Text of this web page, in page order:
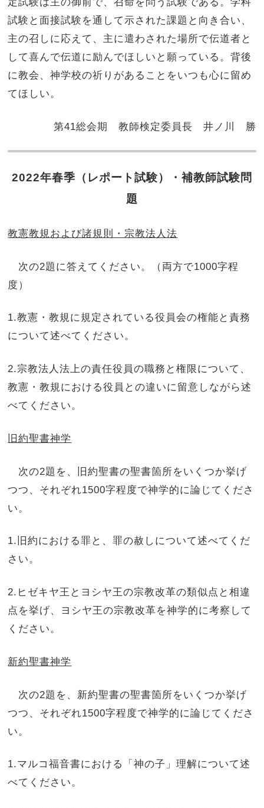
試験と面接試験を通して示された課題と向き合い、
主の召しに応えて、主に遣わされた場所で伝道者と
して喜んで伝道に励んでほしいと願っている。背後
に教会、神学校の祈りがあることをいつも心に留め
てほしい。
第41総会期 教師検定委員長 井ノ川 勝
2022年春季 （レポート試験）
・補教師試験問
題
教憲教規および諸規則・宗教法人法
次の2題に答えてください。（両方で1000字程
度）
1.教憲・教規に規定されている役員会の権能と責務
について述べてください。
2.宗教法人法上の責任役員の職務と権限について、
教憲・教規における役員との違いに留意しながら述
べてください。
旧約聖書神学
次の2題を、旧約聖書の聖書箇所をいくつか挙げ
つつ、それぞれ1500字程度で神学的に論じてくださ
い。
1.旧約における罪と、罪の赦しについて述べてくだ
さい。
2.ヒゼキヤ王とヨシヤ王の宗教改革の類似点と相違
点を挙げ、ヨシヤ王の宗教改革を神学的に考察して
ください。
新約聖書神学
次の2題を、新約聖書の聖書箇所をいくつか挙げ
つつ、それぞれ1500字程度で神学的に論じてくださ
い。
1.マルコ福音書における「神の子」理解について述
べてください。